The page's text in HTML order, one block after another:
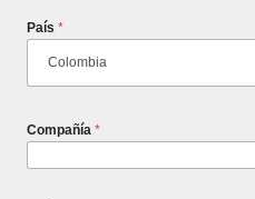
País *
Compañía *